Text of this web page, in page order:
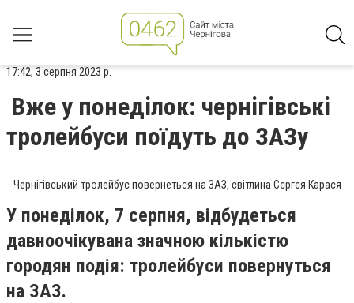
17:42, 3 серпня 2023 р.
Вже у понеділок: чернігівські
тролейбуси поїдуть до ЗАЗу
Чернігівський тролейбус повернеться на ЗАЗ, світлина Сєргєя Карася
У понеділок, 7 серпня, відбудеться
давноочікувана значною кількістю
городян подія: тролейбуси повернуться
на ЗАЗ.